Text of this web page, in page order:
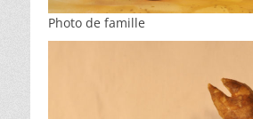
Photo de famille